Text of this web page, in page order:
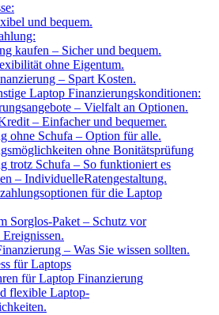
und bequem.
kaufen – Sicher und bequem.
ohne Eigentum.
– Spart Kosten.
Laptop Finanzierungskonditionen:
– Vielfalt an Optionen.
– Einfacher und bequemer.
ohne Schufa – Option für alle.
ohne Bonitätsprüfung
trotz Schufa – So funktioniert es
– IndividuelleRatengestaltung.
für die Laptop
Sorglos-Paket – Schutz vor
– Was Sie wissen sollten.
für Laptops
für Laptop Finanzierung
flexible Laptop-